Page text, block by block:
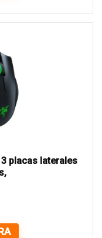
placas laterales